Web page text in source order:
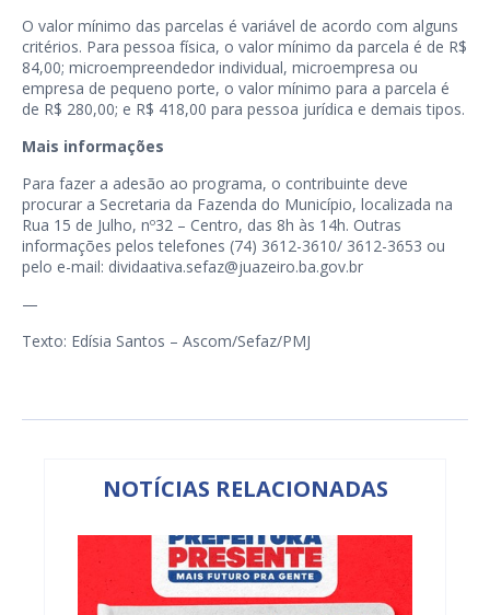
O valor mínimo das parcelas é variável de acordo com alguns
critérios. Para pessoa física, o valor mínimo da parcela é de R$
84,00; microempreendedor individual, microempresa ou
empresa de pequeno porte, o valor mínimo para a parcela é
de R$ 280,00; e R$ 418,00 para pessoa jurídica e demais tipos.
Mais informações
Para fazer a adesão ao programa, o contribuinte deve
procurar a Secretaria da Fazenda do Município, localizada na
Rua 15 de Julho, nº32 – Centro, das 8h às 14h. Outras
informações pelos telefones (74) 3612-3610/ 3612-3653 ou
pelo e-mail: dividaativa.sefaz@juazeiro.ba.gov.br
—
Texto: Edísia Santos – Ascom/Sefaz/PMJ
NOTÍCIAS RELACIONADAS